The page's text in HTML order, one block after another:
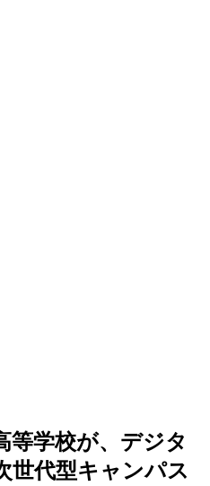
等学校が、デジタ
世代型キャンパス